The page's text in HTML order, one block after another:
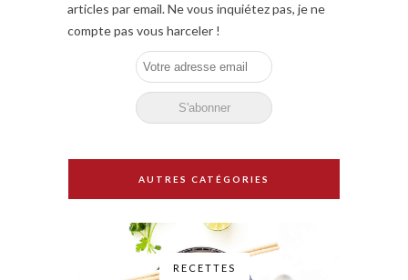
articles par email. Ne vous inquiétez pas, je ne
compte pas vous harceler !
AUTRES CATÉGORIES
RECETTES